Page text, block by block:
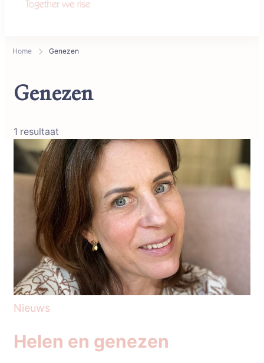
Home Genezen
Genezen
1 resultaat
Nieuws
Helen en genezen